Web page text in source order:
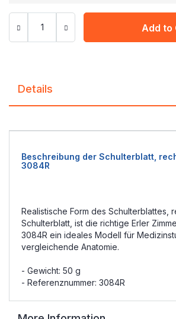
Add to
Details
Beschreibung der Schulterblatt,
3084R
Realistische Form des Schulterblattes,
Schulterblatt, ist die richtige Erler
3084R ein ideales Modell für
vergleichende Anatomie.
- Gewicht: 50 g
- Referenznummer: 3084R